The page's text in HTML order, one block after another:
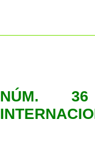
NÚM.